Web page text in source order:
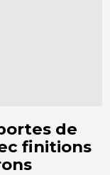
de
finitions